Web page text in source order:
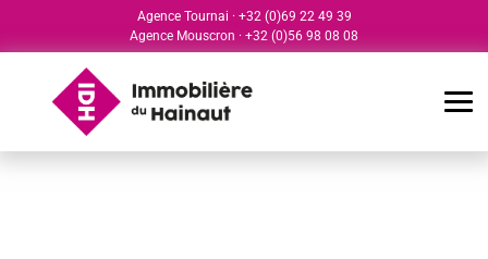
Agence Tournai · +32 (0)69 22 49 39
Agence Mouscron · +32 (0)56 98 08 08